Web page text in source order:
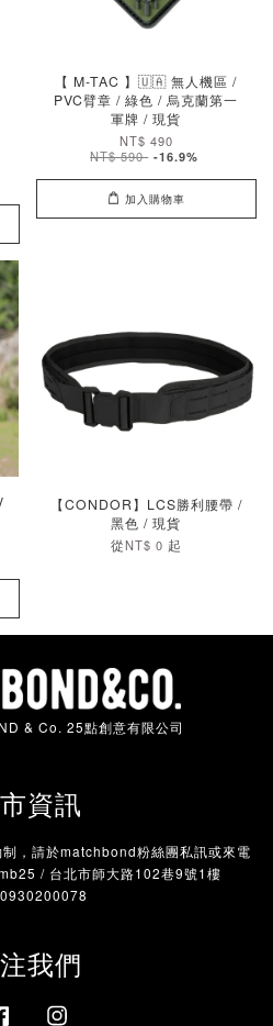
【 M-TAC 】🇺🇦 無人機區 /
PVC臂章 / 綠色 / 烏克蘭第一
軍牌 / 現貨
NT$ 490
NT$ 590 -16.9%
加入購物車
【CONDOR】LCS勝利腰帶 /
黑色 / 現貨
從NT$ 0 起
& Co. 25點創意有限公司
資訊
，請於matchbond粉絲團私訊或來電
/ 台北市師大路102巷9號1樓
我們
Facebook